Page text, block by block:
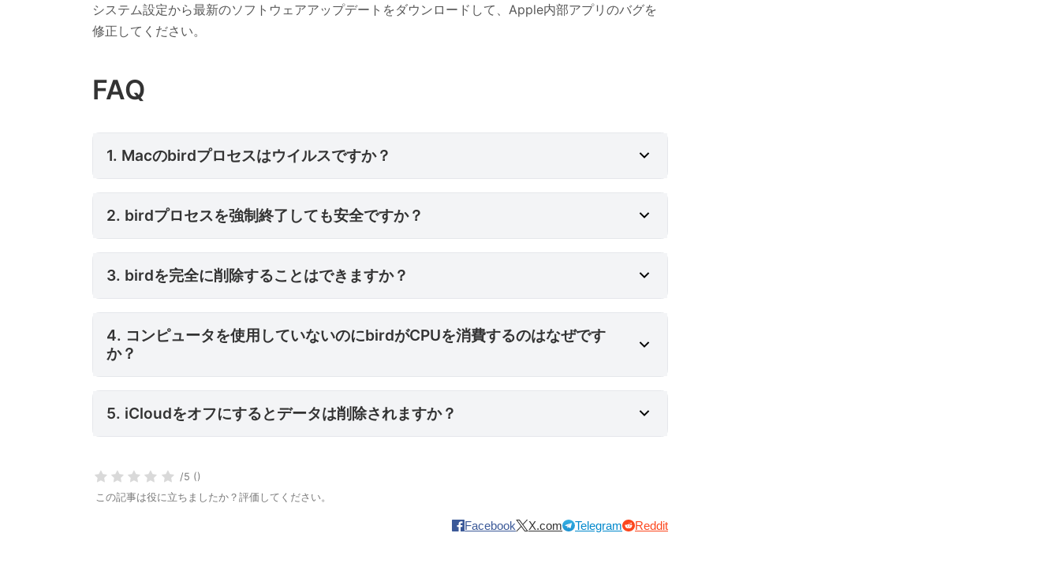
システム設定から最新のソフトウェアアップデートをダウンロードして、Apple内部アプリのバグを
修正してください。
FAQ
1. Macのbirdプロセスはウイルスですか？
2. birdプロセスを強制終了しても安全ですか？
2. birdプロセスを強制終了しても安全ですか？
3. birdを完全に削除することはできますか？
3. birdを完全に削除することはできますか？
4. コンピュータを使用していないのにbirdがCPUを消費するのはなぜですか？
4. コンピュータを使用していないのにbirdがCPUを消費するのはなぜです
か？
5. iCloudをオフにするとデータは削除されますか？
5. iCloudをオフにするとデータは削除されますか？
/5 ()
この記事は役に立ちましたか？評価してください。
Facebook X.com Telegram Reddit